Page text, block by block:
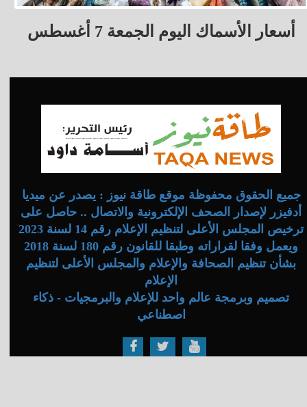
أسعار الأسماك اليوم الجمعة 7 أغسطس
جميع الحقوق محفوظة موقع طاقة نيوز : يصدر عن ميديا
أدفيزر لإصدار الصحف الإلكترونية والاتصال .. حاصل على
ترخيص المجلس الأعلى لتنظيم الإعلام رقم 14 لسنة 2023
ويعمل وفقا لقراراته وطبقا للقانون رقم 180 لسنة 2018
بشأن تنظيم الصحافة والإعلام والمجلس الأعلى لتنظيم
الإعلام
تصميم وبرمجة عالم واحد للإعلام والبرمجيات - ذكاء
اصطناعي